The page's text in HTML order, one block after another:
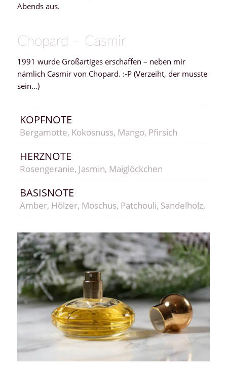
Abends aus.
Chopard – Casmir
1991 wurde Großartiges erschaffen – neben mir
nämlich Casmir von Chopard. :-P (Verzeiht, der musste
sein…)
KOPFNOTE
Bergamotte, Kokosnuss, Mango, Pfirsich
HERZNOTE
Rosengeranie, Jasmin, Maiglöckchen
BASISNOTE
Amber, Hölzer, Moschus, Patchouli, Sandelholz,